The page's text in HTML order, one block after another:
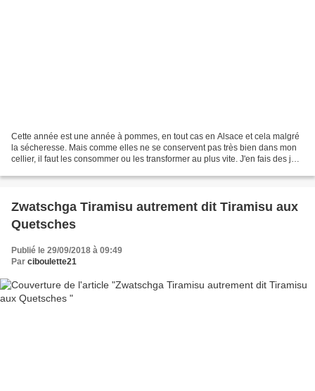
Cette année est une année à pommes, en tout cas en Alsace et cela malgré
la sécheresse. Mais comme elles ne se conservent pas très bien dans mon
cellier, il faut les consommer ou les transformer au plus vite. J'en fais des jus,
Zwatschga Tiramisu autrement dit Tiramisu aux
Quetsches
Publié le 29/09/2018 à 09:49
Par ciboulette21